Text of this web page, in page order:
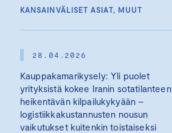
KANSAINVÄLISET ASIAT, MUUT
28.04.2026
Kauppakamarikysely: Yli puolet
yrityksistä kokee Iranin sotatilanteen
heikentävän kilpailukykyään –
logistiikkakustannusten nousun
vaikutukset kuitenkin toistaiseksi